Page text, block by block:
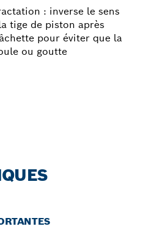
: inverse le sens
tige de piston après
pour éviter que la
ou goutte